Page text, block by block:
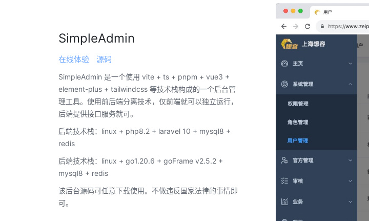
SimpleAdmin
在线体验 源码
SimpleAdmin 是一个使用 vite + ts + pnpm + vue3 +
element-plus + tailwindcss 等技术栈构成的一个后台管
理工具。使用前后端分离技术，仅前端就可以独立运行，
后端提供接口服务就可。
后端技术栈：linux + php8.2 + laravel 10 + mysql8 +
redis
后端技术栈：linux + go1.20.6 + goFrame v2.5.2 +
mysql8 + redis
该后台源码可任意下载使用。不做违反国家法律的事情即
可。